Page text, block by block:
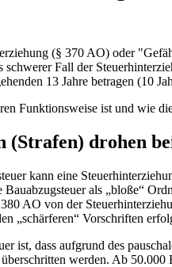
(§ 370 AO) oder
schwerer Fall der
13 Jahre betragen (10
Funktionsweise ist und wie
(Strafen) drohen
kann eine
als „bloße“
AO von der
„schärferen“ Vorschriften
ist, dass aufgrund des
werden. Ab 50.000